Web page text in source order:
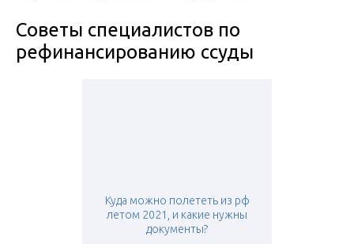
Советы специалистов по
рефинансированию ссуды
Куда можно полететь из рф
летом 2021, и какие нужны
документы?